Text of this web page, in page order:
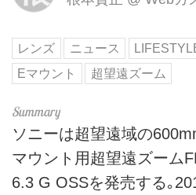
レンズ ニュース
Eマウント
超望遠ズーム
ソニーは超望遠域の
マウント用超望遠ズーム
6.3 G OSSを発売する｡